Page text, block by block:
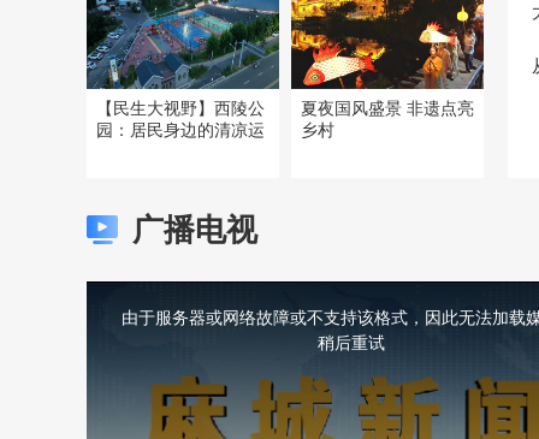
【民生大视野】西陵公
园：居民身边的清凉运
夏夜国风盛景 非遗点亮
乡村
广播电视
This
由于服务器或网络故障或不支持该格式，因此无法加载
稍后重试